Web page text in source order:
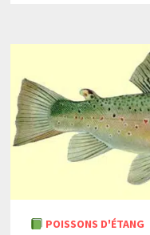
POISSONS D'ÉTANG